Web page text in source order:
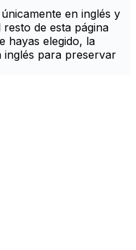
en inglés y
de esta página
hayas elegido, la
inglés para preservar